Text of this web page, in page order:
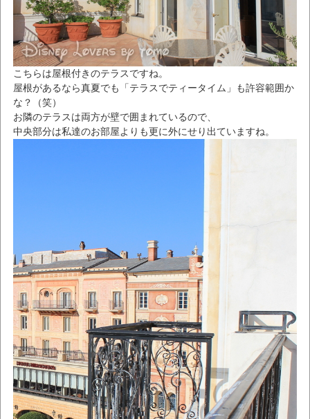
こちらは屋根付きのテラスですね。
屋根があるなら真夏でも「テラスでティータイム」も許容範囲か
な？（笑）
お隣のテラスは両方が壁で囲まれているので、
中央部分は私達のお部屋よりも更に外にせり出ていますね。